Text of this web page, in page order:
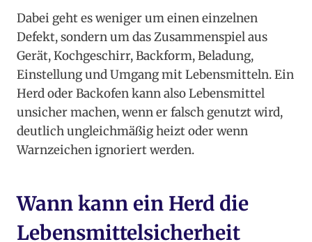
Dabei geht es weniger um einen einzelnen
Defekt, sondern um das Zusammenspiel aus
Gerät, Kochgeschirr, Backform, Beladung,
Einstellung und Umgang mit Lebensmitteln. Ein
Herd oder Backofen kann also Lebensmittel
unsicher machen, wenn er falsch genutzt wird,
deutlich ungleichmäßig heizt oder wenn
Warnzeichen ignoriert werden.
Wann kann ein Herd die
Lebensmittelsicherheit